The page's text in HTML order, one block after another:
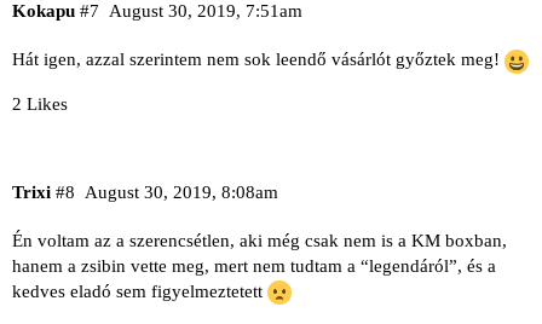
Kokapu August 30, 2019, 7:51am
#7
Hát igen, azzal szerintem nem sok leendő vásárlót győztek meg!
2 Likes
Trixi August 30, 2019, 8:08am
#8
Én voltam az a szerencsétlen, aki még csak nem is a KM boxban,
hanem a zsibin vette meg, mert nem tudtam a “legendáról”, és a
kedves eladó sem figyelmeztetett